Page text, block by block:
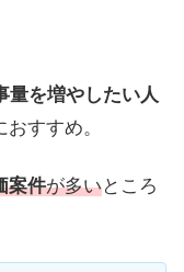
量を増やしたい人
おすすめ。
案件が多いところ